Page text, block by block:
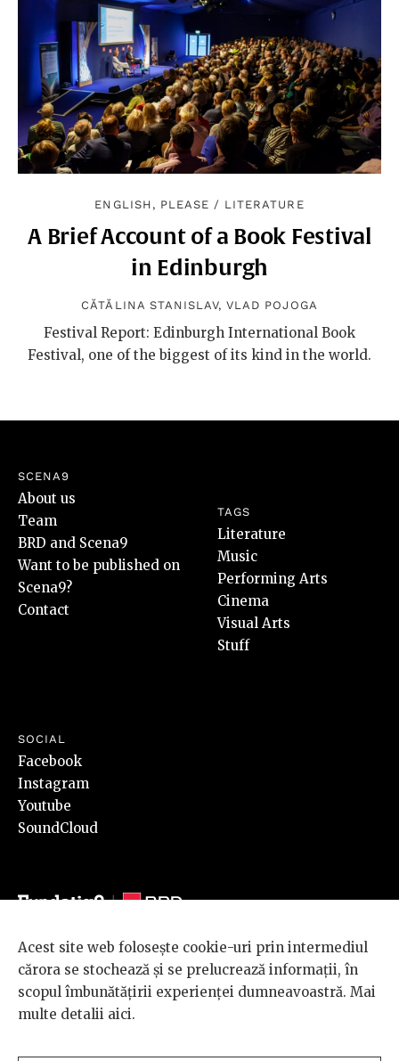
ENGLISH, PLEASE / LITERATURE
A Brief Account of a Book Festival
in Edinburgh
CĂTĂLINA STANISLAV,VLAD POJOGA
Festival Report: Edinburgh International Book
Festival, one of the biggest of its kind in the world.
SCENA9
About us
Team
BRD and Scena9
Want to be published on
Scena9?
Contact
TAGS
Literature
Music
Performing Arts
Cinema
Visual Arts
Stuff
SOCIAL
Facebook
Instagram
Youtube
SoundCloud
© 2026 BRD Groupe Société Générale, toate drepturile rezervate.
Scena 9 este un proiect sustinut de
BRD GROUPE SOCIÉTÉ
GÉNÉRALE
Acest site web folosește cookie-uri prin intermediul
cărora se stochează și se prelucrează informații, în
scopul îmbunătățirii experienței dumneavoastră. Mai
multe detalii aici.